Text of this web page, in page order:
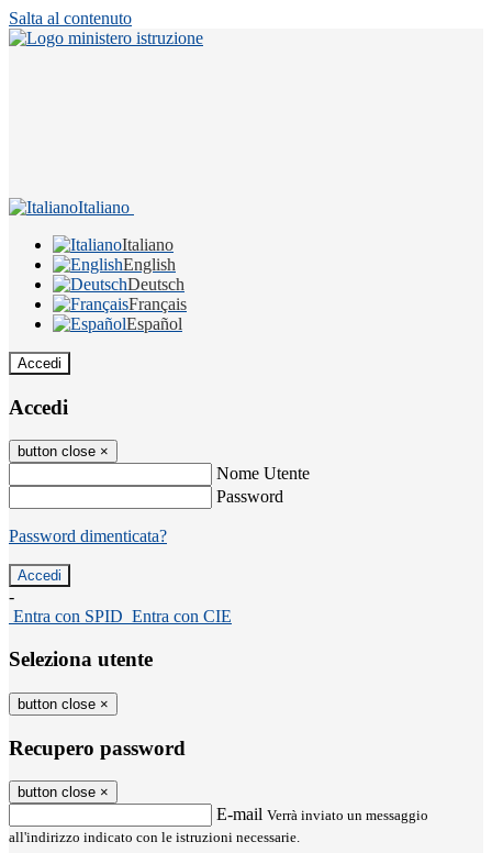
Salta al contenuto
Italiano
Italiano
English
Deutsch
Français
Español
Accedi
Accedi
button close ×
Nome Utente
Password
Password dimenticata?
-
Entra con SPID Entra con CIE
Seleziona utente
button close ×
Recupero password
button close ×
E-mail Verrà inviato un messaggio
all'indirizzo indicato con le istruzioni necessarie.